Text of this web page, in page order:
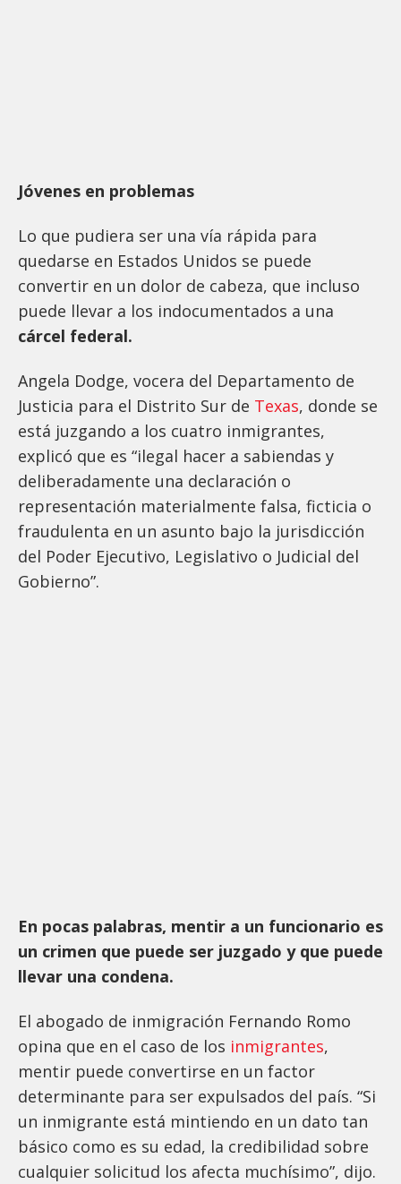
Jóvenes en problemas
Lo que pudiera ser una vía rápida para
quedarse en Estados Unidos se puede
convertir en un dolor de cabeza, que incluso
puede llevar a los indocumentados a una
cárcel federal.
Angela Dodge, vocera del Departamento de
Justicia para el Distrito Sur de Texas, donde se
está juzgando a los cuatro inmigrantes,
explicó que es “ilegal hacer a sabiendas y
deliberadamente una declaración o
representación materialmente falsa, ficticia o
fraudulenta en un asunto bajo la jurisdicción
del Poder Ejecutivo, Legislativo o Judicial del
Gobierno”.
En pocas palabras, mentir a un funcionario es
un crimen que puede ser juzgado y que puede
llevar una condena.
El abogado de inmigración Fernando Romo
opina que en el caso de los inmigrantes,
mentir puede convertirse en un factor
determinante para ser expulsados del país. “Si
un inmigrante está mintiendo en un dato tan
básico como es su edad, la credibilidad sobre
cualquier solicitud los afecta muchísimo”, dijo.